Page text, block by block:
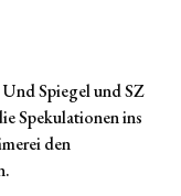
Spiegel und SZ
Spekulationen ins
den